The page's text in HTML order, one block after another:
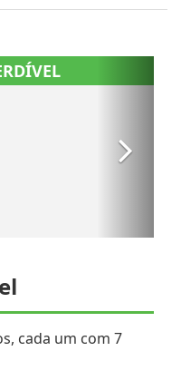
cada um com 7